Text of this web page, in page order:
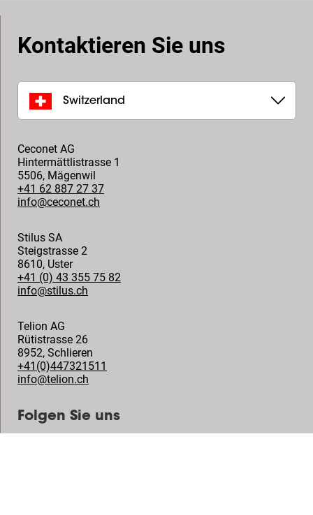
Kontaktieren Sie uns
Switzerland
Ceconet AG
Hintermättlistrasse 1
5506, Mägenwil
+41 62 887 27 37
info@ceconet.ch
Stilus SA
Steigstrasse 2
8610, Uster
+41 (0) 43 355 75 82
info@stilus.ch
Telion AG
Rütistrasse 26
8952, Schlieren
+41(0)447321511
info@telion.ch
Folgen Sie uns